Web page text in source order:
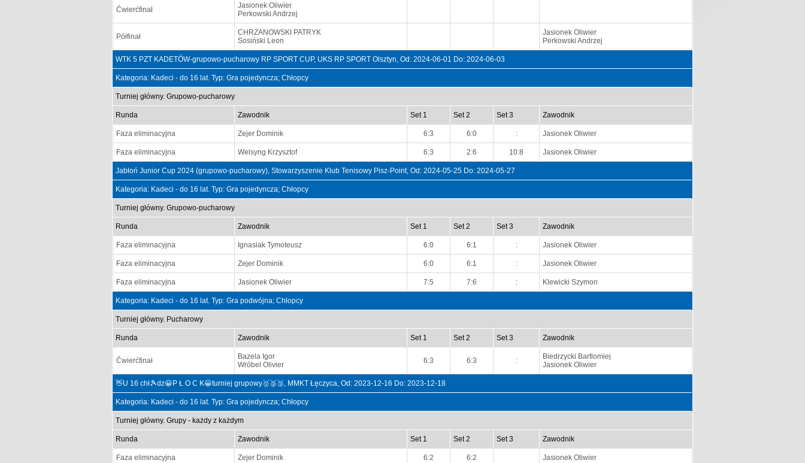
Ćwierćfinał
Jasionek Oliwier
Perkowski Andrzej
Półfinał
CHRZANOWSKI PATRYK
Sosiński Leon
Jasionek Oliwier
Perkowski Andrzej
WTK 5 PZT KADETÓW-grupowo-pucharowy RP SPORT CUP, UKS RP SPORT Olsztyn, Od: 2024-06-01 Do: 2024-06-03
Kategoria: Kadeci - do 16 lat. Typ: Gra pojedyncza; Chłopcy
Turniej główny. Grupowo-pucharowy
Runda Zawodnik Set 1 Set 2 Set 3 Zawodnik
Faza eliminacyjna Zejer Dominik 6:3 6:0 : Jasionek Oliwier
Faza eliminacyjna Welsyng Krzysztof 6:3 2:6 10:8 Jasionek Oliwier
Jabłoń Junior Cup 2024 (grupowo-pucharowy), Stowarzyszenie Klub Tenisowy Pisz-Point, Od: 2024-05-25 Do: 2024-05-27
Kategoria: Kadeci - do 16 lat. Typ: Gra pojedyncza; Chłopcy
Turniej główny. Grupowo-pucharowy
Runda Zawodnik Set 1 Set 2 Set 3 Zawodnik
Faza eliminacyjna Ignasiak Tymoteusz 6:0 6:1 : Jasionek Oliwier
Faza eliminacyjna Zejer Dominik 6:0 6:1 : Jasionek Oliwier
Faza eliminacyjna Jasionek Oliwier 7:5 7:6 : Klewicki Szymon
Kategoria: Kadeci - do 16 lat. Typ: Gra podwójna; Chłopcy
Turniej główny. Pucharowy
Runda Zawodnik Set 1 Set 2 Set 3 Zawodnik
Ćwierćfinał
Bazela Igor
Wróbel Olivier
6:3 6:3 :
Biedrzycki Bartlomiej
Jasionek Oliwier
👋U 16 chł🎾dz😀P Ł O C K😀turniej grupowy🥇🥈🥉, MMKT Łęczyca, Od: 2023-12-16 Do: 2023-12-18
Kategoria: Kadeci - do 16 lat. Typ: Gra pojedyncza; Chłopcy
Turniej główny. Grupy - każdy z każdym
Runda Zawodnik Set 1 Set 2 Set 3 Zawodnik
Faza eliminacyjna Zejer Dominik 6:2 6:2 Jasionek Oliwier